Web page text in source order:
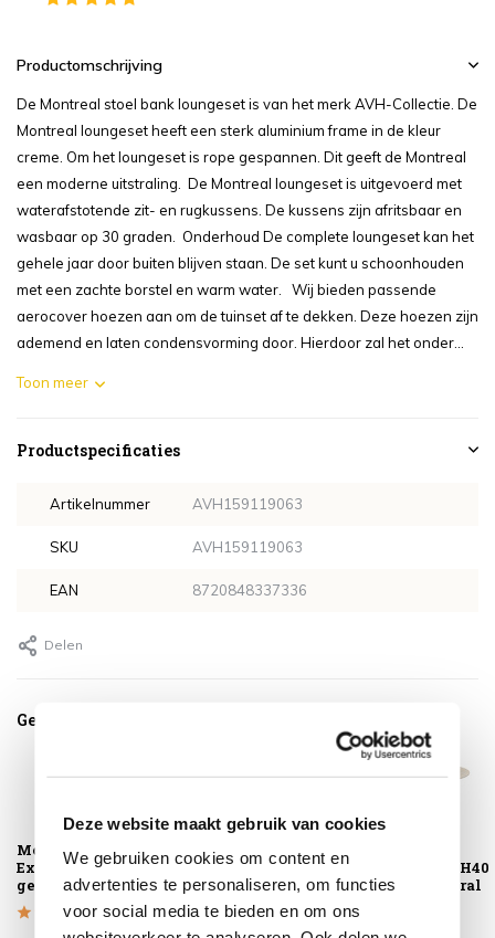
Deze website maakt gebruik van cookies
We gebruiken cookies om content en
advertenties te personaliseren, om functies
voor social media te bieden en om ons
Productomschrijving
De Montreal stoel bank loungeset is van het merk AVH-Collectie. De
Montreal loungeset heeft een sterk aluminium frame in de kleur
creme. Om het loungeset is rope gespannen. Dit geeft de Montreal
een moderne uitstraling. De Montreal loungeset is uitgevoerd met
waterafstotende zit- en rugkussens. De kussens zijn afritsbaar en
wasbaar op 30 graden. Onderhoud De complete loungeset kan het
gehele jaar door buiten blijven staan. De set kunt u schoonhouden
met een zachte borstel en warm water. Wij bieden passende
aerocover hoezen aan om de tuinset af te dekken. Deze hoezen zijn
ademend en laten condensvorming door. Hierdoor zal het onder...
Toon meer
Productspecificaties
Artikelnummer AVH159119063
SKU AVH159119063
EAN 8720848337336
Delen
Gerelateerde producten
Montagelevering -
Extra gemak &
geen afval
Montreal lounge
tuinstoel bruin
tuintafel 75xH40
cm rond natural